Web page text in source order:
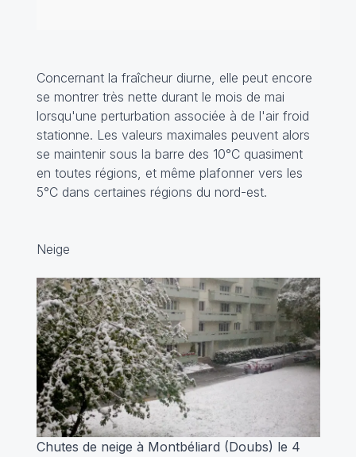
Concernant la fraîcheur diurne, elle peut encore
se montrer très nette durant le mois de mai
lorsqu'une perturbation associée à de l'air froid
stationne. Les valeurs maximales peuvent alors
se maintenir sous la barre des 10°C quasiment
en toutes régions, et même plafonner vers les
5°C dans certaines régions du nord-est.
Neige
Chutes de neige à Montbéliard (Doubs) le 4